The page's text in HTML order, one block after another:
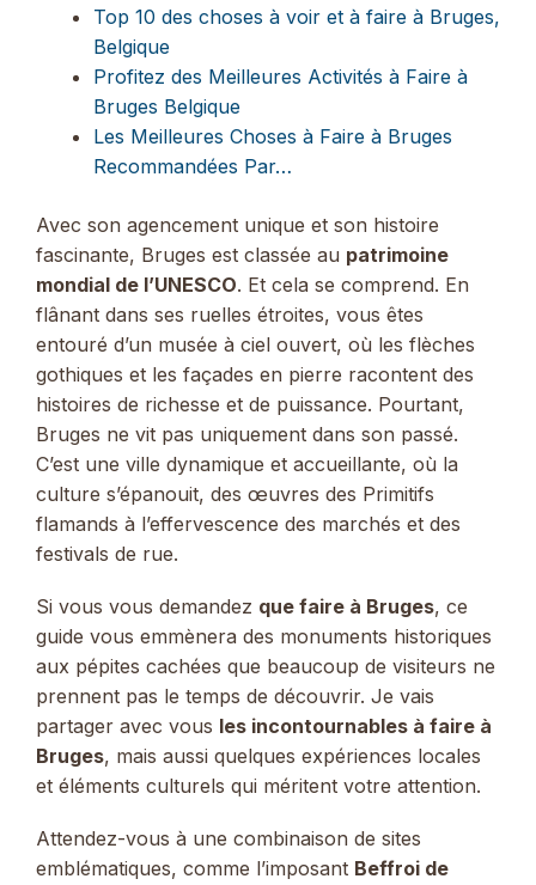
Top 10 des choses à voir et à faire à Bruges,
Belgique
Profitez des Meilleures Activités à Faire à
Bruges Belgique
Les Meilleures Choses à Faire à Bruges
Recommandées Par…
Avec son agencement unique et son histoire
fascinante, Bruges est classée au patrimoine
mondial de l’UNESCO. Et cela se comprend. En
flânant dans ses ruelles étroites, vous êtes
entouré d’un musée à ciel ouvert, où les flèches
gothiques et les façades en pierre racontent des
histoires de richesse et de puissance. Pourtant,
Bruges ne vit pas uniquement dans son passé.
C’est une ville dynamique et accueillante, où la
culture s’épanouit, des œuvres des Primitifs
flamands à l’effervescence des marchés et des
festivals de rue.
Si vous vous demandez que faire à Bruges, ce
guide vous emmènera des monuments historiques
aux pépites cachées que beaucoup de visiteurs ne
prennent pas le temps de découvrir. Je vais
partager avec vous les incontournables à faire à
Bruges, mais aussi quelques expériences locales
et éléments culturels qui méritent votre attention.
Attendez-vous à une combinaison de sites
emblématiques, comme l’imposant Beffroi de